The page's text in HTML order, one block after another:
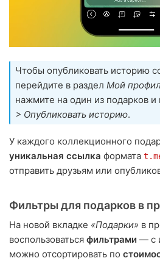
Чтобы опубликовать историю
перейдите в раздел Мой
нажмите на один из подарков и
> Опубликовать историю.
У каждого коллекционного
уникальная ссылка формата
отправить друзьям или
Фильтры для подарков в
На новой вкладке «Подарки» в
воспользоваться фильтрами — с
можно отсортировать по